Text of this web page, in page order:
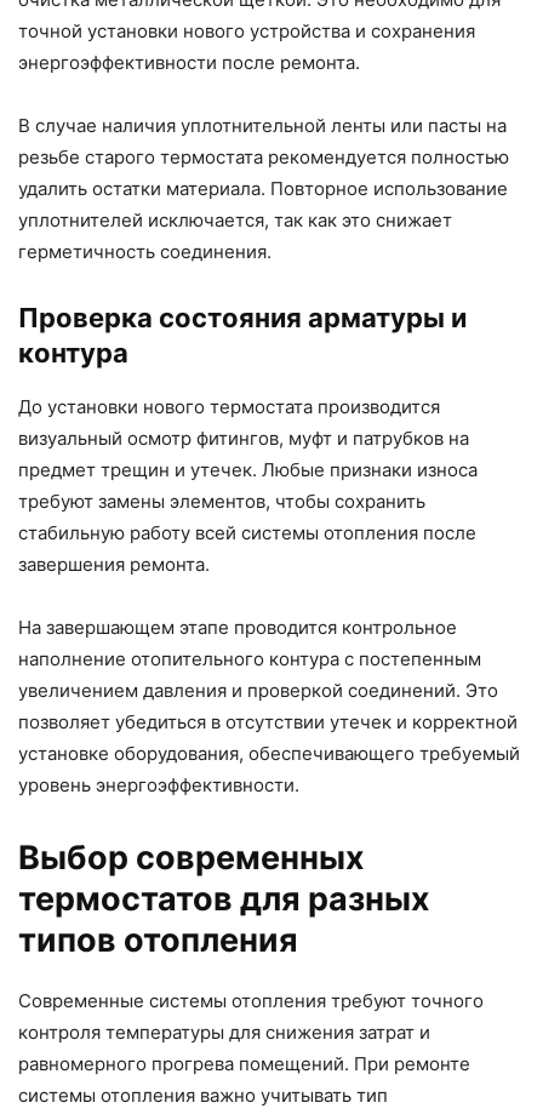
точной установки нового устройства и сохранения
энергоэффективности после ремонта.
В случае наличия уплотнительной ленты или пасты на
резьбе старого термостата рекомендуется полностью
удалить остатки материала. Повторное использование
уплотнителей исключается, так как это снижает
герметичность соединения.
Проверка состояния арматуры и
контура
До установки нового термостата производится
визуальный осмотр фитингов, муфт и патрубков на
предмет трещин и утечек. Любые признаки износа
требуют замены элементов, чтобы сохранить
стабильную работу всей системы отопления после
завершения ремонта.
На завершающем этапе проводится контрольное
наполнение отопительного контура с постепенным
увеличением давления и проверкой соединений. Это
позволяет убедиться в отсутствии утечек и корректной
установке оборудования, обеспечивающего требуемый
уровень энергоэффективности.
Выбор современных
термостатов для разных
типов отопления
Современные системы отопления требуют точного
контроля температуры для снижения затрат и
равномерного прогрева помещений. При ремонте
системы отопления важно учитывать тип